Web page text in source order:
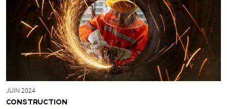
JUIN 2024
CONSTRUCTION